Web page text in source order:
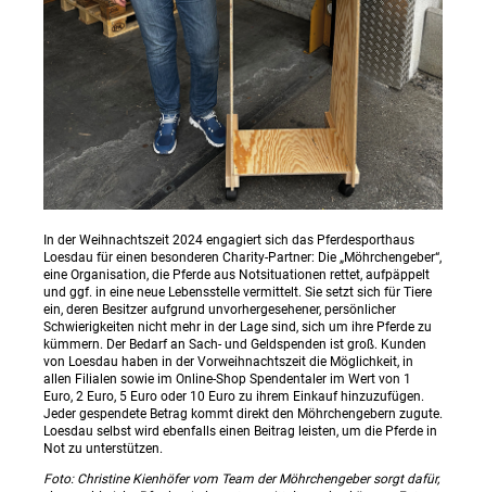
In der Weihnachtszeit 2024 engagiert sich das Pferdesporthaus
Loesdau für einen besonderen Charity-Partner: Die „Möhrchengeber“,
eine Organisation, die Pferde aus Notsituationen rettet, aufpäppelt
und ggf. in eine neue Lebensstelle vermittelt. Sie setzt sich für Tiere
ein, deren Besitzer aufgrund unvorhergesehener, persönlicher
Schwierigkeiten nicht mehr in der Lage sind, sich um ihre Pferde zu
kümmern. Der Bedarf an Sach- und Geldspenden ist groß. Kunden
von Loesdau haben in der Vorweihnachtszeit die Möglichkeit, in
allen Filialen sowie im Online-Shop Spendentaler im Wert von 1
Euro, 2 Euro, 5 Euro oder 10 Euro zu ihrem Einkauf hinzuzufügen.
Jeder gespendete Betrag kommt direkt den Möhrchengebern zugute.
Loesdau selbst wird ebenfalls einen Beitrag leisten, um die Pferde in
Not zu unterstützen.
Foto: Christine Kienhöfer vom Team der Möhrchengeber sorgt dafür,